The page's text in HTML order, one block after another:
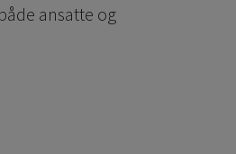
ansatte og